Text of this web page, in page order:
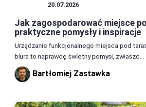
20.07.2026
Jak zagospodarować miejsce
praktyczne pomysły i inspiracje
Urządzanie funkcjonalnego miejsca pod
biura to naprawdę świetny pomysł, zwłaszc...
Bartłomiej Zastawka